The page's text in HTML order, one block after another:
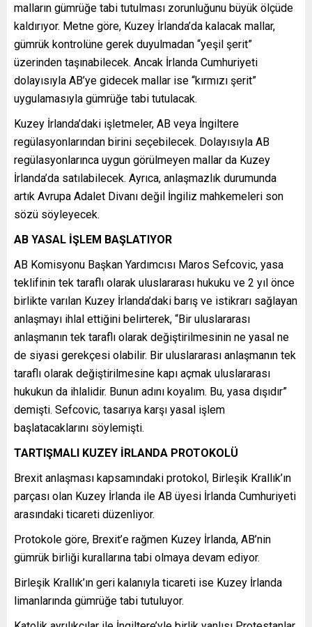
malların gümrüğe tabi tutulması zorunluğunu büyük ölçüde
kaldırıyor. Metne göre, Kuzey İrlanda’da kalacak mallar,
gümrük kontrolüne gerek duyulmadan “yeşil şerit”
üzerinden taşınabilecek. Ancak İrlanda Cumhuriyeti
dolayısıyla AB’ye gidecek mallar ise “kırmızı şerit”
uygulamasıyla gümrüğe tabi tutulacak.
Kuzey İrlanda’daki işletmeler, AB veya İngiltere
regülasyonlarından birini seçebilecek. Dolayısıyla AB
regülasyonlarınca uygun görülmeyen mallar da Kuzey
İrlanda’da satılabilecek. Ayrıca, anlaşmazlık durumunda
artık Avrupa Adalet Divanı değil İngiliz mahkemeleri son
sözü söyleyecek.
AB YASAL İŞLEM BAŞLATIYOR
AB Komisyonu Başkan Yardımcısı Maros Sefcovic, yasa
teklifinin tek taraflı olarak uluslararası hukuku ve 2 yıl önce
birlikte varılan Kuzey İrlanda’daki barış ve istikrarı sağlayan
anlaşmayı ihlal ettiğini belirterek, “Bir uluslararası
anlaşmanın tek taraflı olarak değiştirilmesinin ne yasal ne
de siyasi gerekçesi olabilir. Bir uluslararası anlaşmanın tek
taraflı olarak değiştirilmesine kapı açmak uluslararası
hukukun da ihlalidir. Bunun adını koyalım. Bu, yasa dışıdır”
demişti. Sefcovic, tasarıya karşı yasal işlem
başlatacaklarını söylemişti.
TARTIŞMALI KUZEY İRLANDA PROTOKOLÜ
Brexit anlaşması kapsamındaki protokol, Birleşik Krallık’ın
parçası olan Kuzey İrlanda ile AB üyesi İrlanda Cumhuriyeti
arasındaki ticareti düzenliyor.
Protokole göre, Brexit’e rağmen Kuzey İrlanda, AB’nin
gümrük birliği kurallarına tabi olmaya devam ediyor.
Birleşik Krallık’ın geri kalanıyla ticareti ise Kuzey İrlanda
limanlarında gümrüğe tabi tutuluyor.